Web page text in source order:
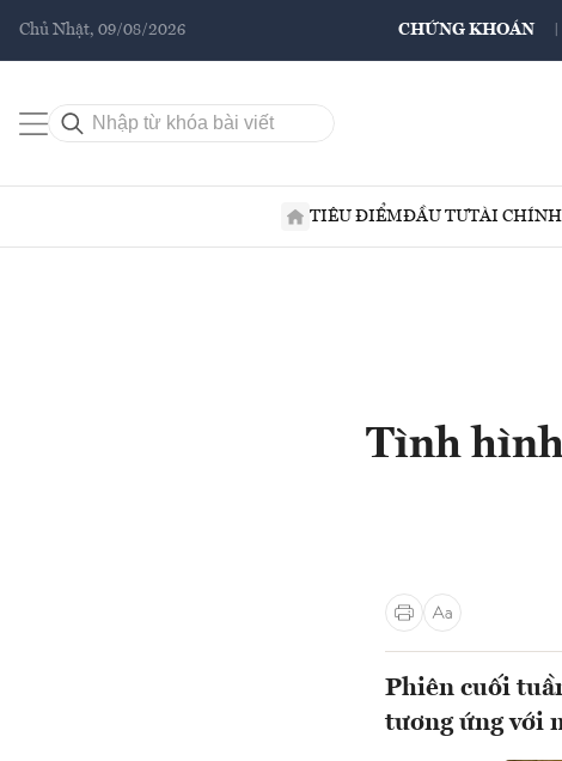
Chủ Nhật, 09/08/2026 CHỨNG KHOÁN
TIÊU ĐIỂMĐẦU TƯTÀI CHÍNH
Tình
Phiên cuối
tương ứng với